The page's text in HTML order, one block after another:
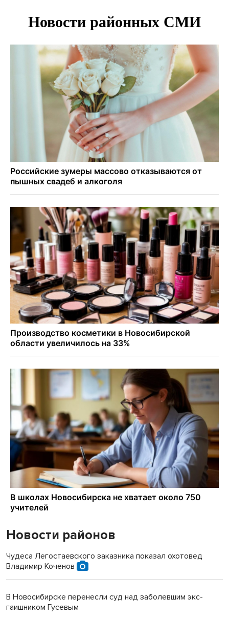
Актриса из Новосибирска Евгения Туркова сыграла мать
Трех туберкулезников под конвоем доставили в
больницу Новосибирской области
В Новосибирске курьер на велосипеде сломал ребенку
Новости районов
Чудеса Легостаевского заказника показал охотовед
Владимир Коченов
В Новосибирске перенесли суд над заболевшим экс-
гаишником Гусевым